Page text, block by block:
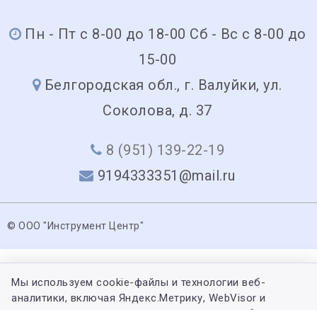
Пн - Пт с 8-00 до 18-00 Сб - Вс с 8-00 до
15-00
Белгородская обл., г. Валуйки, ул.
Соколова, д. 37
8 (951) 139-22-19
9194333351@mail.ru
© ООО "Инструмент Центр"
Мы используем cookie-файлы и технологии веб-
аналитики, включая Яндекс.Метрику, WebVisor и